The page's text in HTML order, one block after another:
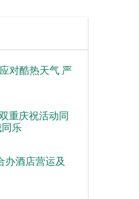
对酷热天气 严
重庆祝活动同
乐
办酒店营运及